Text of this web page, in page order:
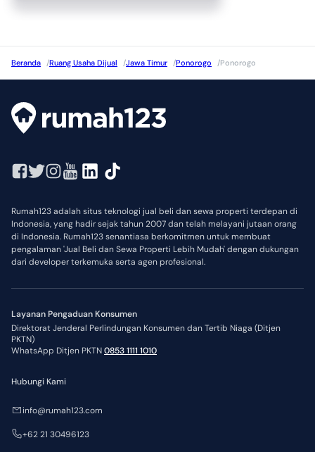
Beranda /Ruang Usaha Dijual /Jawa Timur /Ponorogo /Ponorogo
Rumah123 adalah situs teknologi jual beli dan sewa properti terdepan di
Indonesia, yang hadir sejak tahun 2007 dan telah melayani jutaan orang
di Indonesia. Rumah123 senantiasa berkomitmen untuk membuat
pengalaman 'Jual Beli dan Sewa Properti Lebih Mudah' dengan dukungan
dari developer terkemuka serta agen profesional.
Layanan Pengaduan Konsumen
Direktorat Jenderal Perlindungan Konsumen dan Tertib Niaga (Ditjen
PKTN)
WhatsApp Ditjen PKTN0853 1111 1010
Hubungi Kami
info@rumah123.com
+62 21 30496123